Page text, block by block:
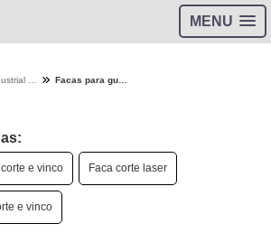
MENU
e vinco Faca corte laser
e vinco